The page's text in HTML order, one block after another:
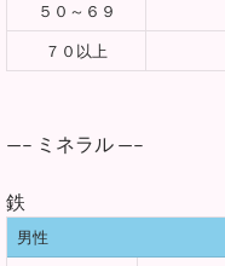
５０～６９
７０以上
—– ミネラル —–
鉄
男性